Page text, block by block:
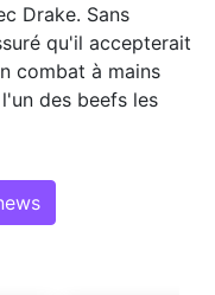
Drake. Sans
qu'il accepterait
combat à mains
des beefs les